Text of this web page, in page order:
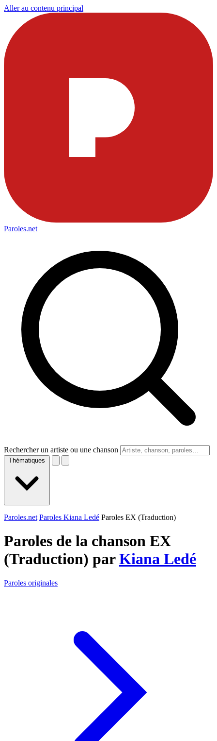
Aller au contenu principal
Paroles.net
Rechercher un artiste ou une chanson
Thématiques
Paroles.net Paroles Kiana Ledé Paroles EX (Traduction)
Paroles de la chanson EX
(Traduction) parKiana Ledé
Paroles originales